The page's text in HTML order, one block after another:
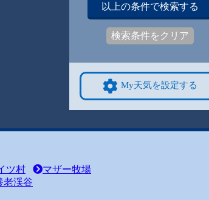
以上の条件で検索する
検索条件をクリア
My天気を設定する
ツ村
マザー牧場
老渓谷